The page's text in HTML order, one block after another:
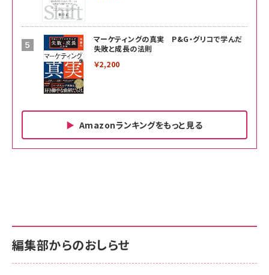
マーケティングの真実 P&G・グリコで学んだ
失敗と成長の法則
￥2,200
Amazonランキングをもっと見る
￥880
anan(アンアン)2026/06/24号 No.2500増刊
スペシャルエディション[王道エンタメの矜持／
サポート正規品 メーカー保証5年 KLMEA128G
NIMASO ガラスフィルム iPhone 17 用 保護フィ
サポート正規品 メーカー保証5年 KLMEA128G
Amazon eギフトカード - Amazonロゴ - クラ
編集部からのおしらせ